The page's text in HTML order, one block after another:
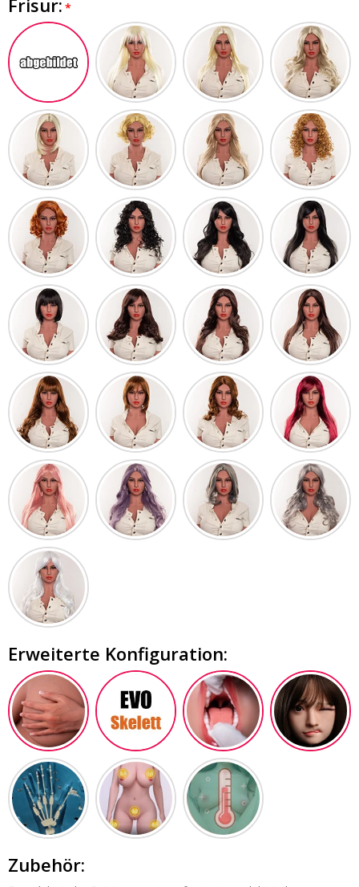
Erweiterte Konfiguration:
Zubehör: